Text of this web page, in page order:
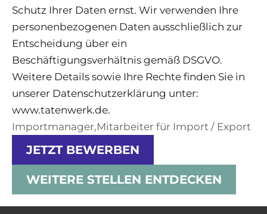
Schutz Ihrer Daten ernst. Wir verwenden Ihre
personenbezogenen Daten ausschließlich zur
Entscheidung über ein
Beschäftigungsverhältnis gemäß DSGVO.
Weitere Details sowie Ihre Rechte finden Sie in
unserer Datenschutzerklärung unter:
www.tatenwerk.de.
Importmanager,Mitarbeiter für Import / Export
JETZT BEWERBEN
WEITERE STELLEN ENTDECKEN